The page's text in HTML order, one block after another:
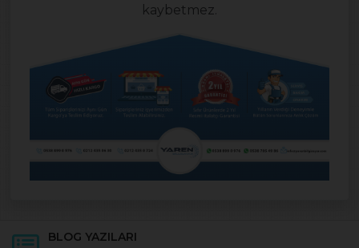
kaybetmez.
BLOG YAZILARI